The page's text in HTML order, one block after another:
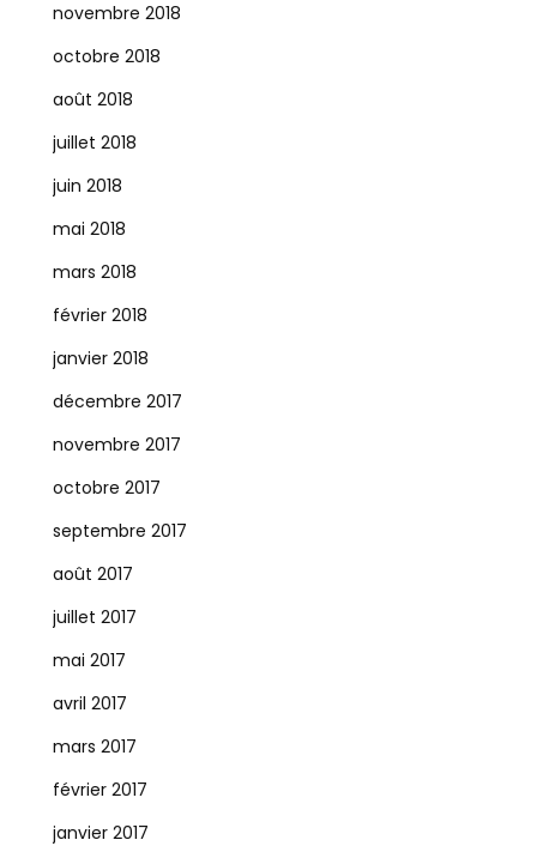
novembre 2018
octobre 2018
août 2018
juillet 2018
juin 2018
mai 2018
mars 2018
février 2018
janvier 2018
décembre 2017
novembre 2017
octobre 2017
septembre 2017
août 2017
juillet 2017
mai 2017
avril 2017
mars 2017
février 2017
janvier 2017